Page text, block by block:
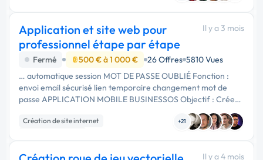
Application et site web pour
professionnel étape par étape
Il y a 3 mois
Fermé 500 € à 1 000 € 26 Offres 5810 Vues
… automatique session MOT DE PASSE OUBLIÉ Fonction :
envoi email sécurisé lien temporaire changement mot de
passe APPLICATION MOBILE BUSINESSOS Objectif : Créer
l’application mobile officielle BusinessOS. Compatible :
Android iPhone FONCTIONS …
Création de site internet
+21
Il y a 4 mois